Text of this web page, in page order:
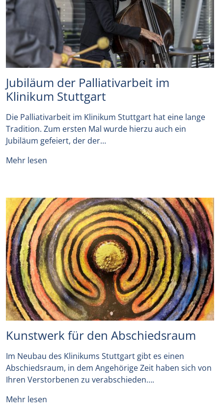
Jubiläum der Palliativarbeit im
Klinikum Stuttgart
Die Palliativarbeit im Klinikum Stuttgart hat eine lange
Tradition. Zum ersten Mal wurde hierzu auch ein
Jubiläum gefeiert, der der…
Mehr lesen
Kunstwerk für den Abschiedsraum
Im Neubau des Klinikums Stuttgart gibt es einen
Abschiedsraum, in dem Angehörige Zeit haben sich von
Ihren Verstorbenen zu verabschieden….
Mehr lesen